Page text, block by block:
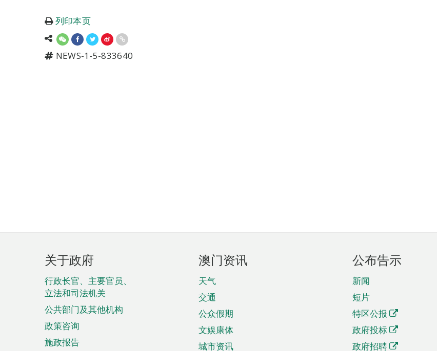
列印本页
NEWS-1-5-833640
页
脚
菜
单
关于政府
行政长官、主要官员、
立法和司法机关
公共部门及其他机构
政策咨询
施政报告
澳门资讯
天气
交通
公众假期
文娱康体
城市资讯
公布告示
新闻
短片
特区公报
政府投标
政府招聘